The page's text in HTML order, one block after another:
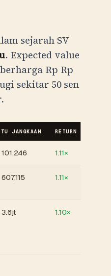
sejarah SV
. Expected value
Rp Rp
sekitar 50 sen
JANGKAAN RETURN DI RETAIL
1.11×
1.11×
3.6jt 1.10×